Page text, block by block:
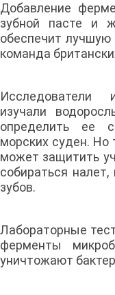
Добавление
зубной пасте и
обеспечит
команда
Исследователи
изучали
определить ее
морских суден. Но
может защитить
собираться
зубов.
Лабораторные
ферменты
уничтожают